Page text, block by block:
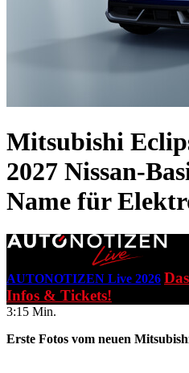
Mitsubishi
2027 Nissan-
Name für
AUTONOTIZEN Live 2026
Infos & Tickets!
3:15 Min.
Erste Fotos vom neuen